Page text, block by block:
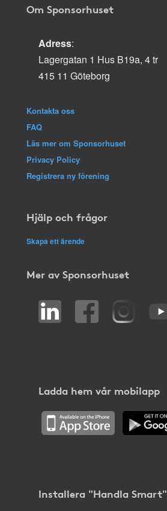
Om Sponsorhuset
Adress:
Lagergatan 1 Hus B19a, 4 tr
415 11 Göteborg
Kontakta oss
FAQ
Läs mer om Sponsorhuset
Privacy Policy
Registrera ny förening
Hjälp och frågor
Skapa ett ärende
Mer av Sponsorhuset
Ladda hem vår mobilapp
Installera "Handla Smart"